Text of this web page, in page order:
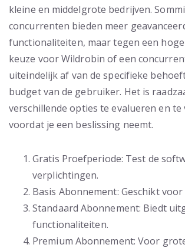
kleine en middelgrote bedrijven.
concurrenten bieden meer
functionaliteiten, maar tegen een
keuze voor Wildrobin of een
uiteindelijk af van de specifieke
budget van de gebruiker. Het is
verschillende opties te evalueren en te
voordat je een beslissing neemt.
Gratis Proefperiode: Test de
verplichtingen.
Basis Abonnement: Geschikt
Standaard Abonnement: Biedt
functionaliteiten.
Premium Abonnement: Voor